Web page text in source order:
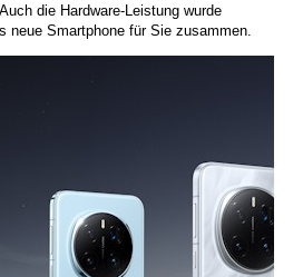
die Hardware-Leistung wurde
neue Smartphone für Sie zusammen.